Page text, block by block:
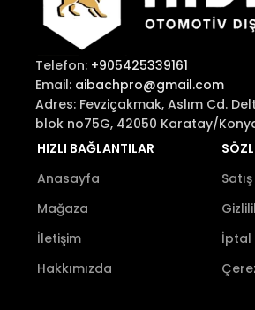
Telefon: +905425339161
Email: aibachpro@gmail.com
Adres: Fevziçakmak, Aslım Cd.
blok no75G, 42050 Karatay/
HIZLI BAĞLANTILAR
Anasayfa
Mağaza
İletişim
Hakkımızda
İptal